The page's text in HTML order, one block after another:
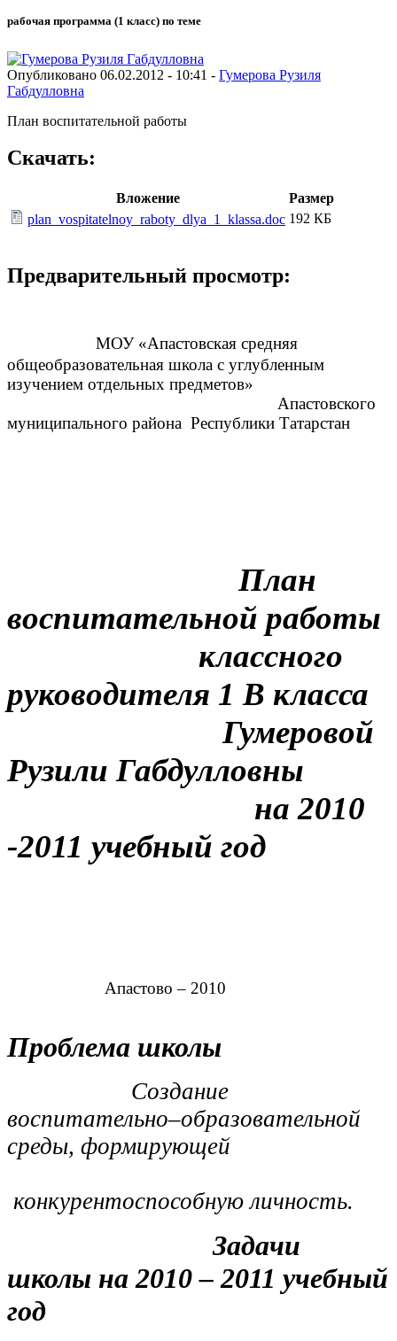
рабочая программа (1 класс) по теме
Опубликовано 06.02.2012 - 10:41 - Гумерова Рузиля
Габдулловна
План воспитательной работы
Скачать:
Вложение
Размер
plan_vospitatelnoy_raboty_dlya_1_klassa.doc 192 КБ
Предварительный просмотр:
МОУ «Апастовская средняя
общеобразовательная школа с углубленным
изучением отдельных предметов»
Апастовского
муниципального района Республики Татарстан
План
воспитательной работы
классного
руководителя 1 В класса
Гумеровой
Рузили Габдулловны
на 2010
-2011 учебный год
Апастово – 2010
Проблема школы
Создание
воспитательно–образовательной
среды, формирующей
конкурентоспособную личность.
Задачи
школы на 2010 – 2011 учебный
год